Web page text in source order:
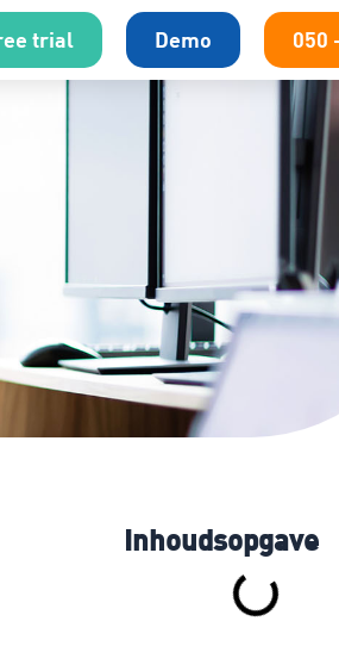
trial Demo 050
Inhoudsopgave